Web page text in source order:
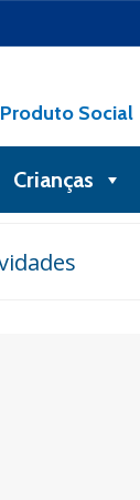
Produto Social
Crianças